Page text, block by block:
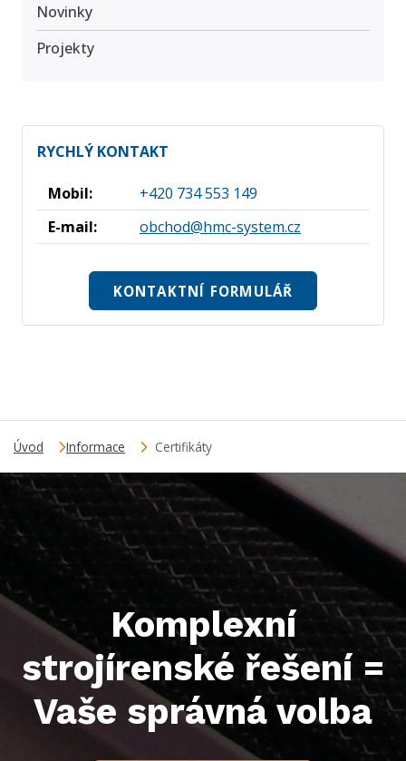
Novinky
Projekty
RYCHLÝ KONTAKT
Mobil:
+420 734 553 149
E-mail:
obchod@hmc-system.cz
KONTAKTNÍ FORMULÁŘ
Úvod Informace Certifikáty
Komplexní
strojírenské řešení =
Vaše správná volba